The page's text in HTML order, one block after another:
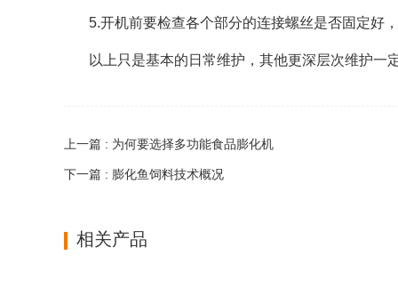
5.开机前要检查各个部分的连接螺丝是否固定好
以上只是基本的日常维护，其他更深层次维护一
上一篇 : 为何要选择多功能食品膨化机
下一篇 : 膨化鱼饲料技术概况
相关产品